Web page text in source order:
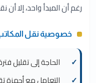
رغم أن المبدأ واحد، إلا
خصوصية نقل
الحاجة إلى تقليل
التعامل مع أجهزة